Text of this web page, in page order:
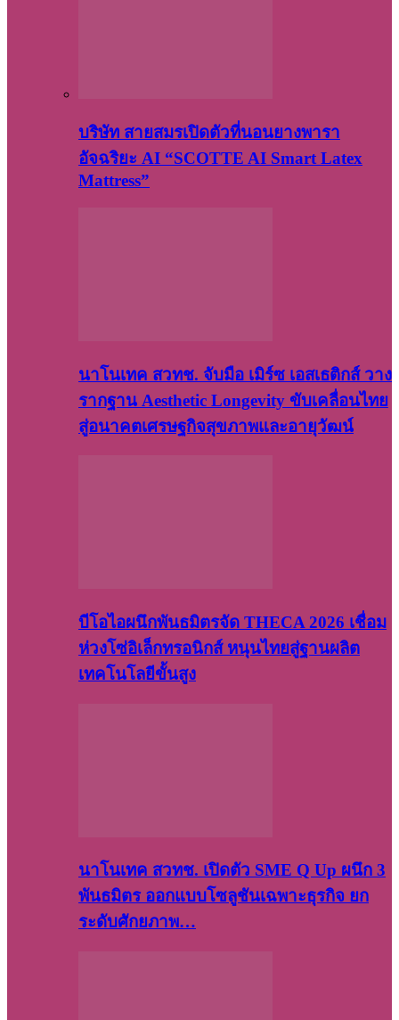
บริษัท สายสมรเปิดตัวที่นอนยางพารา
อัจฉริยะ AI “SCOTTE AI Smart Latex
Mattress”
นาโนเทค สวทช. จับมือ เมิร์ซ เอสเธติกส์ วาง
รากฐาน Aesthetic Longevity ขับเคลื่อนไทย
สู่อนาคตเศรษฐกิจสุขภาพและอายุวัฒน์
บีโอไอผนึกพันธมิตรจัด THECA 2026 เชื่อม
ห่วงโซ่อิเล็กทรอนิกส์ หนุนไทยสู่ฐานผลิต
เทคโนโลยีขั้นสูง
นาโนเทค สวทช. เปิดตัว SME Q Up ผนึก 3
พันธมิตร ออกแบบโซลูชันเฉพาะธุรกิจ ยก
ระดับศักยภาพ…